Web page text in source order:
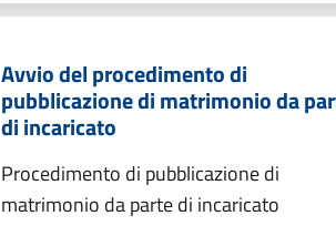
Avvio del procedimento di
pubblicazione di matrimonio da
di incaricato
Procedimento di pubblicazione di
matrimonio da parte di incaricato